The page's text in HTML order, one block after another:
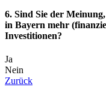
6. Sind Sie der
in Bayern mehr
Investitionen?
Ja
Nein
Zurück